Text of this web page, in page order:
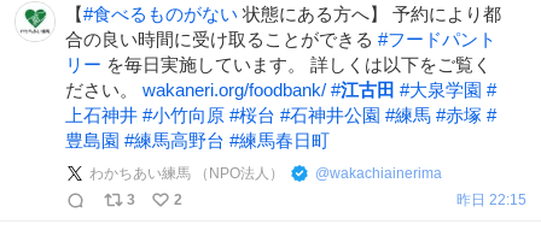
ド
を
消
す
【#食べるものがない 状態にある方へ】 予約により都
合の良い時間に受け取ることができる #フードパント
リー を毎日実施しています。 詳しくは以下をご覧く
ださい。 wakaneri.org/foodbank/ #江古田 #大泉学園 #
上石神井 #小竹向原 #桜台 #石神井公園 #練馬 #赤塚 #
豊島園 #練馬高野台 #練馬春日町
わかちあい練馬 （NPO法人） @wakachiainerima
3
2 昨日 22:15